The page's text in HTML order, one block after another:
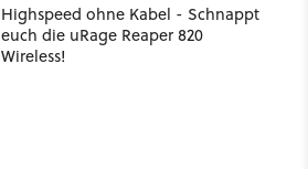
Highspeed ohne Kabel - Schnappt
euch die uRage Reaper 820
Wireless!